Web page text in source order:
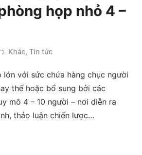
họp nhỏ 4 –
Khác,Tin tức
lớn với sức chứa hàng chục người
thế hoặc bổ sung bởi các
mô 4 – 10 người – nơi diễn ra
thảo luận chiến lược…